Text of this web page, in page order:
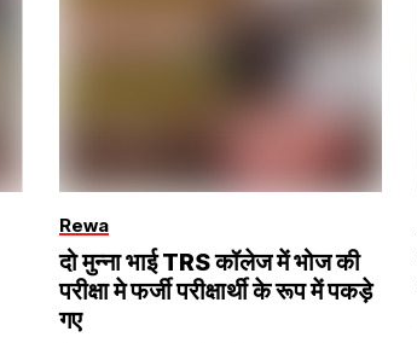
Rewa
दो मुन्ना भाई TRS कॉलेज में भोज की
परीक्षा मे फर्जी परीक्षार्थी के रूप में पकड़े
गए